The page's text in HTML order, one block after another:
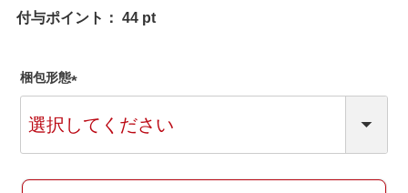
付与ポイント： 44 pt
梱包形態
必